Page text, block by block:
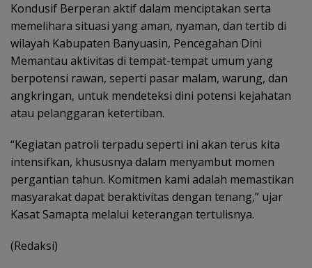
Kondusif Berperan aktif dalam menciptakan serta
memelihara situasi yang aman, nyaman, dan tertib di
wilayah Kabupaten Banyuasin, Pencegahan Dini
Memantau aktivitas di tempat-tempat umum yang
berpotensi rawan, seperti pasar malam, warung, dan
angkringan, untuk mendeteksi dini potensi kejahatan
atau pelanggaran ketertiban.
“Kegiatan patroli terpadu seperti ini akan terus kita
intensifkan, khususnya dalam menyambut momen
pergantian tahun. Komitmen kami adalah memastikan
masyarakat dapat beraktivitas dengan tenang,” ujar
Kasat Samapta melalui keterangan tertulisnya.
(Redaksi)